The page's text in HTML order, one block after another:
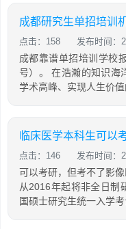
成都研究生单招培训
点击：158 发布时间：
成都靠谱单招培训学校
号）。 在浩瀚的知识海
学术高峰、实现人生价
临床医学本科生可以
点击：146 发布时间：
可以考研，但考不了影
从2016年起将非全日制
国硕士研究生统一入学